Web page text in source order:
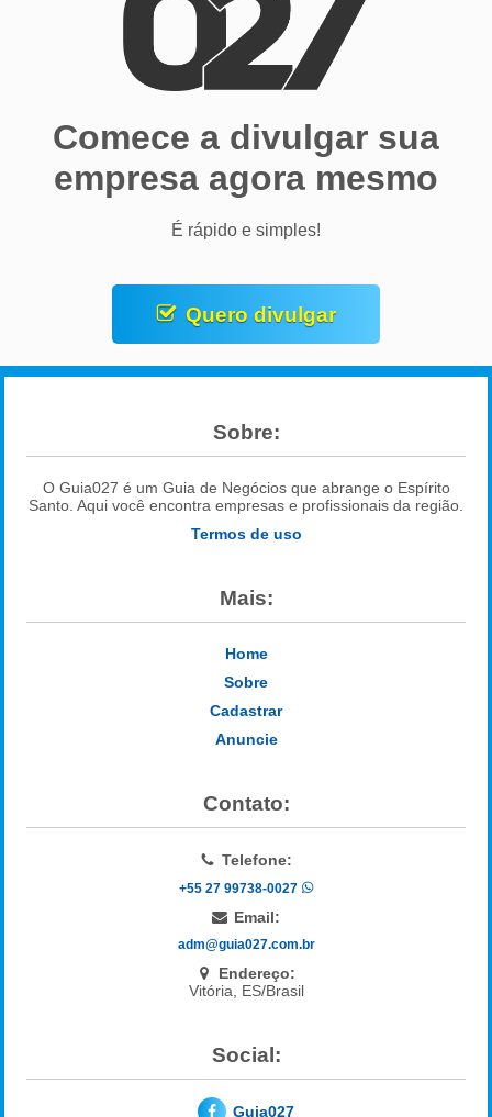
Comece a divulgar sua
empresa agora mesmo
É rápido e simples!
Quero divulgar
Sobre:
O Guia027 é um Guia de Negócios que abrange o Espírito
Santo. Aqui você encontra empresas e profissionais da região.
Termos de uso
Mais:
Home
Sobre
Cadastrar
Anuncie
Contato:
Telefone:
+55 27 99738-0027
Email:
adm@guia027.com.br
Endereço:
Vitória, ES/Brasil
Social:
Guia027